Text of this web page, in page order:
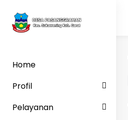
Home
Profil
Pelayanan